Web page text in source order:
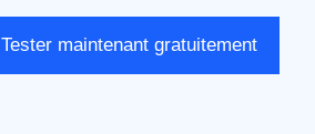
Tester maintenant gratuitement